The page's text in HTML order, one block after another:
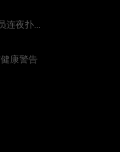
连夜扑...
康警告